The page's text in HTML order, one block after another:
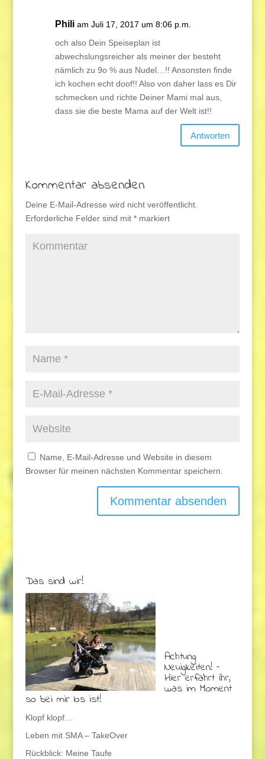
Phili am Juli 17, 2017 um 8:06 p.m.
och also Dein Speiseplan ist
abwechslungsreicher als meiner der besteht
nämlich zu 9o % aus Nudel…!! Ansonsten finde
ich kochen echt doof!! Also von daher lass es Dir
schmecken und richte Deiner Mami mal aus,
dass sie die beste Mama auf der Welt ist!!
Antworten
Kommentar absenden
Deine E-Mail-Adresse wird nicht veröffentlicht.
Erforderliche Felder sind mit *markiert
Name, E-Mail-Adresse und Website in diesem
Browser für meinen nächsten Kommentar speichern.
Das sind wir!
Achtung:
Neuigkeiten! –
Hier erfahrt ihr,
was im Moment
so bei mir los ist!
Klopf klopf…
Leben mit SMA – TakeOver
Rückblick: Meine Taufe